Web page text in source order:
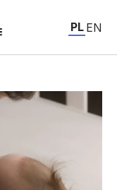
PL EN